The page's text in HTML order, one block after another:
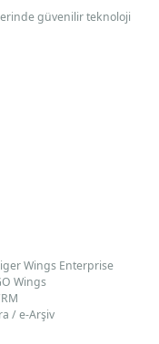
güvenilir teknoloji
Wings Enterprise
Wings
/ e-Arşiv